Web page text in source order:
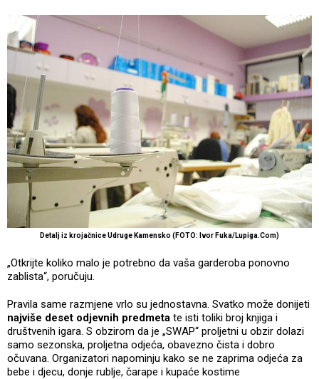
Detalj iz krojačnice Udruge Kamensko (FOTO: Ivor Fuka/Lupiga.Com)
„Otkrijte koliko malo je potrebno da vaša garderoba ponovno
zablista“, poručuju.
Pravila same razmjene vrlo su jednostavna. Svatko može donijeti
najviše deset odjevnih predmeta te isti toliki broj knjiga i
društvenih igara. S obzirom da je „SWAP“ proljetni u obzir dolazi
samo sezonska, proljetna odjeća, obavezno čista i dobro
očuvana. Organizatori napominju kako se ne zaprima odjeća za
bebe i djecu, donje rublje, čarape i kupaće kostime